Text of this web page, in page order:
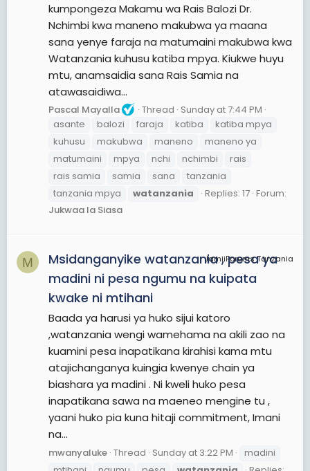
kumpongeza Makamu wa Rais Balozi Dr.
Nchimbi kwa maneno makubwa ya maana
sana yenye faraja na matumaini makubwa kwa
Watanzania kuhusu katiba mpya. Kiukwe huyu
mtu, anamsaidia sana Rais Samia na
atawasaidiwa...
Pascal Mayalla Thread Sunday at 7:44 PM
asante
balozi faraja katiba
katiba mpya
kuhusu
makubwa maneno
maneno ya
matumaini
mpya nchi nchimbi
rais
rais samia
samia sana
tanzania
tanzania mpya
watanzania Replies: 17 Forum:
Jukwaa la Siasa
M JamiiForums Tanzania
Msidanganyike watanzania , pesa ya
madini ni pesa ngumu na kuipata
kwake ni mtihani
Baada ya harusi ya huko sijui katoro
,watanzania wengi wamehama na akili zao na
kuamini pesa inapatikana kirahisi kama mtu
atajichanganya kuingia kwenye chain ya
biashara ya madini . Ni kweli huko pesa
inapatikana sawa na maeneo mengine tu ,
yaani huko pia kuna hitaji commitment, Imani
na...
mwanyaluke Thread Sunday at 3:22 PM
madini